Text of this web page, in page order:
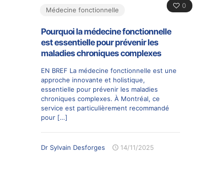
0
Médecine fonctionnelle
Pourquoi la médecine fonctionnelle
est essentielle pour prévenir les
maladies chroniques complexes
EN BREF La médecine fonctionnelle est une
approche innovante et holistique,
essentielle pour prévenir les maladies
chroniques complexes. À Montréal, ce
service est particulièrement recommandé
pour […]
Dr Sylvain Desforges 14/11/2025